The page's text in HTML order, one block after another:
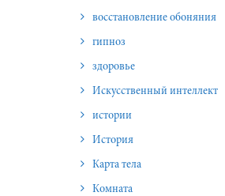
восстановление обоняния
гипноз
здоровье
Искусственный интеллект
истории
История
Карта тела
Комната